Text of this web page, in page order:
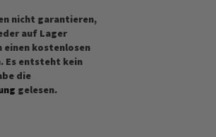
nicht garantieren,
auf Lager
einen kostenlosen
Es entsteht kein
die
gelesen.